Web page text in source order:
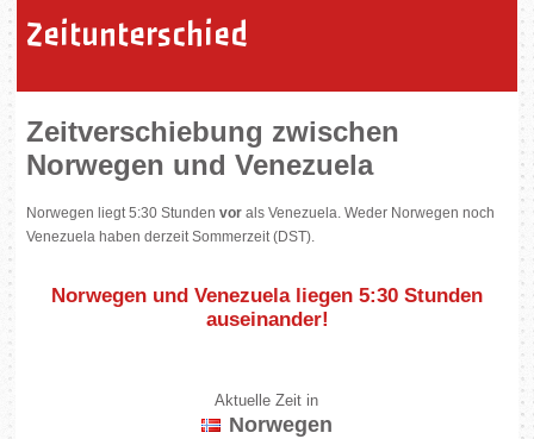
Zeitunterschied
Zeitverschiebung zwischen
Norwegen und Venezuela
Norwegen liegt 5:30 Stundenvor als Venezuela. Weder Norwegen noch
Venezuela haben derzeit Sommerzeit (DST).
Norwegen und Venezuela liegen 5:30 Stunden
auseinander!
Aktuelle Zeit in
Norwegen